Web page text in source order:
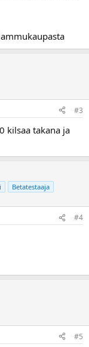
#3
kilsaa takana ja
Betatestaaja
#4
#5